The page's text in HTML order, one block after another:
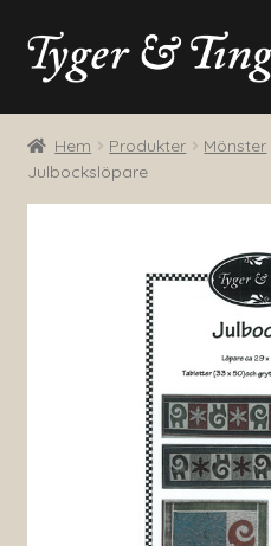
Hoppa
till
Hoppa
till
Blogg
Produkter
Hem Produkter Mönster
Julbockslöpare